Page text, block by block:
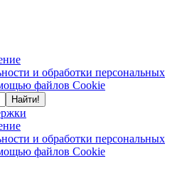
и обработки персональных
файлов Cookie
Найти!
и обработки персональных
файлов Cookie